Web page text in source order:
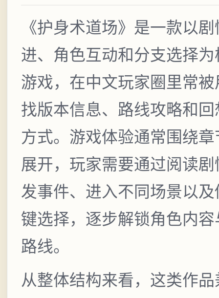
《护身术道场》是一款以
进、角色互动和分支选择
游戏，在中文玩家圈里常
找版本信息、路线攻略和
方式。游戏体验通常围绕
展开，玩家需要通过阅读
发事件、进入不同场景以
键选择，逐步解锁角色内
路线。
从整体结构来看，这类作